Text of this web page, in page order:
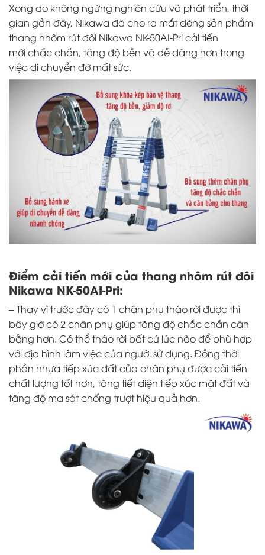
Xong do không ngừng nghiên cứu và phát triển, thời
gian gần đây, Nikawa đã cho ra mắt dòng sản phẩm
thang nhôm rút đôi Nikawa NK-50AI-Pri cải tiến
mới chắc chắn, tăng độ bền và dễ dàng hơn trong
việc di chuyển đỡ mất sức.
Điểm cải tiến mới của thang nhôm rút đôi
Nikawa NK-50AI-Pri:
– Thay vì trước đây có 1 chân phụ tháo rời được thì
bây giờ có 2 chân phụ giúp tăng độ chắc chắn cân
bằng hơn. Có thể tháo rời bất cứ lúc nào để phù hợp
với địa hình làm việc của người sử dụng. Đồng thời
phần nhựa tiếp xúc đất của chân phụ được cải tiến
chất lượng tốt hơn, tăng tiết diện tiếp xúc mặt đất và
tăng độ ma sát chống trượt hiệu quả hơn.